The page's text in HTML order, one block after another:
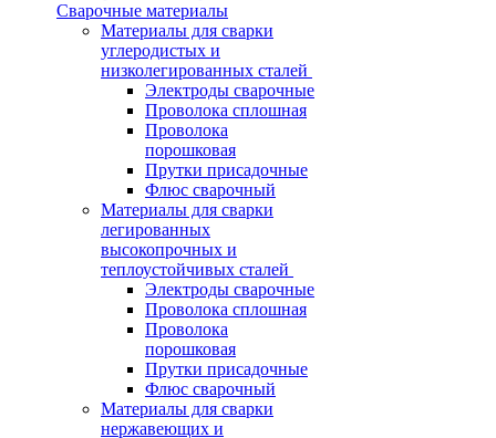
Сварочные материалы
Материалы для сварки
углеродистых и
низколегированных сталей
Электроды сварочные
Проволока сплошная
Проволока
порошковая
Прутки присадочные
Флюс сварочный
Материалы для сварки
легированных
высокопрочных и
теплоустойчивых сталей
Электроды сварочные
Проволока сплошная
Проволока
порошковая
Прутки присадочные
Флюс сварочный
Материалы для сварки
нержавеющих и